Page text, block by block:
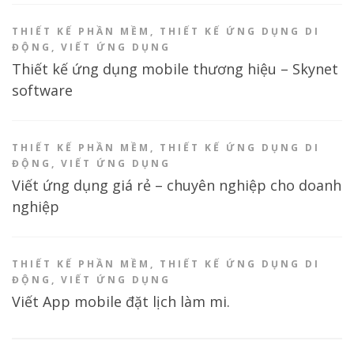
THIẾT KẾ PHẦN MỀM , THIẾT KẾ ỨNG DỤNG DI
ĐỘNG , VIẾT ỨNG DỤNG
Thiết kế ứng dụng mobile thương hiệu – Skynet
software
THIẾT KẾ PHẦN MỀM , THIẾT KẾ ỨNG DỤNG DI
ĐỘNG , VIẾT ỨNG DỤNG
Viết ứng dụng giá rẻ – chuyên nghiệp cho doanh
nghiệp
THIẾT KẾ PHẦN MỀM , THIẾT KẾ ỨNG DỤNG DI
ĐỘNG , VIẾT ỨNG DỤNG
Viết App mobile đặt lịch làm mi.